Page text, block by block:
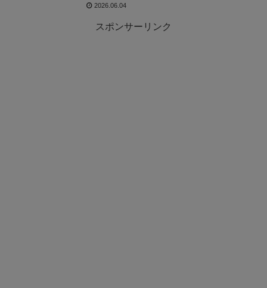
2026.06.04
スポンサーリンク